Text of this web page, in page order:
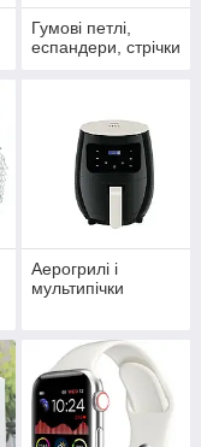
Гумові петлі,
еспандери, стрічки
Аерогрилі і
мультипічки